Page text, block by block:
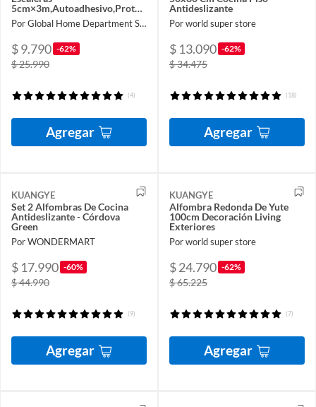
5cm×3m,Autoadhesivo,Protector
Borde De Goma,AntideslizantePor Global Home Department Store
$ 9.790 -62%
$ 25.990
(4)
Agregar
Antideslizante
Por world super store
$ 13.090 -62%
$ 34.475
(18)
Agregar
KUANGYE
Set 2 Alfombras De Cocina
Antideslizante - Córdova
Green
Por WONDERMART
$ 17.990 -60%
$ 44.990
(9)
Agregar
KUANGYE
Alfombra Redonda De Yute
100cm Decoración Living
Exteriores
Por world super store
$ 24.790 -62%
$ 65.225
(7)
Agregar